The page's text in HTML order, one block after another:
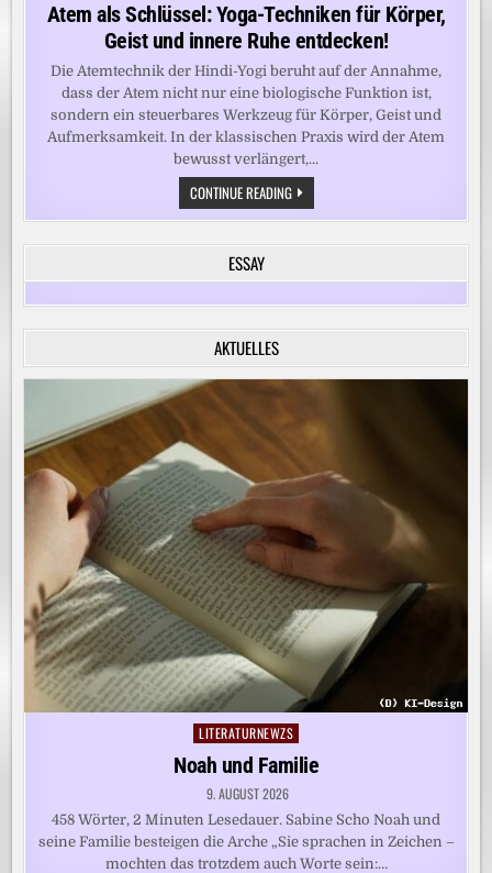
Atem als Schlüssel: Yoga-Techniken für Körper,
Geist und innere Ruhe entdecken!
Die Atemtechnik der Hindi-Yogi beruht auf der Annahme,
dass der Atem nicht nur eine biologische Funktion ist,
sondern ein steuerbares Werkzeug für Körper, Geist und
Aufmerksamkeit. In der klassischen Praxis wird der Atem
bewusst verlängert,...
CONTINUE READINGATEM
ALS
SCHLÜSSEL:
TECHNIKEN
KÖRPER,
UND
RUHE
ESSAY
AKTUELLES
Posted
LITERATURNEWZS
Noah und Familie
9. AUGUST 2026
458 Wörter, 2 Minuten Lesedauer. Sabine Scho Noah und
seine Familie besteigen die Arche „Sie sprachen in Zeichen –
mochten das trotzdem auch Worte sein:…